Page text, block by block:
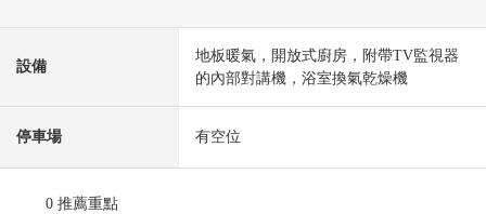
設備
地板暖氣，開放式廚房，附帶TV監視器
的內部對講機，浴室換氣乾燥機
停車場 有空位
0 推薦重點